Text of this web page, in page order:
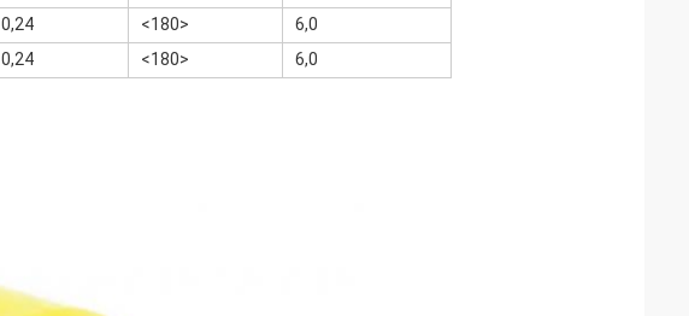
0,24 <180>
6,0
0,24 <180> 6,0